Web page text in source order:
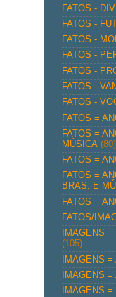
FATOS -
FATOS -
FATOS -
FATOS -
FATOS -
FATOS -
FATOS -
FATOS =
FATOS =
MÚSICA (80)
FATOS =
FATOS =
BRAS. E
FATOS =
FATOS/
IMAGENS
(105)
IMAGENS
IMAGENS
IMAGENS